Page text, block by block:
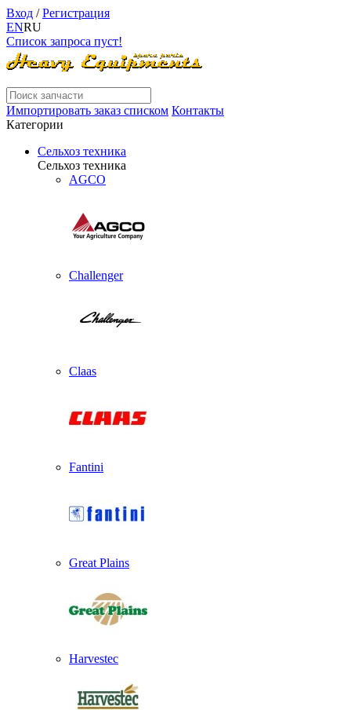
Вход /Регистрация
ENRU
Список запроса пуст!
Импортировать заказ списком Контакты
Категории
Сельхоз техника
Сельхоз техника
AGCO
Challenger
Claas
Fantini
Great Plains
Harvestec